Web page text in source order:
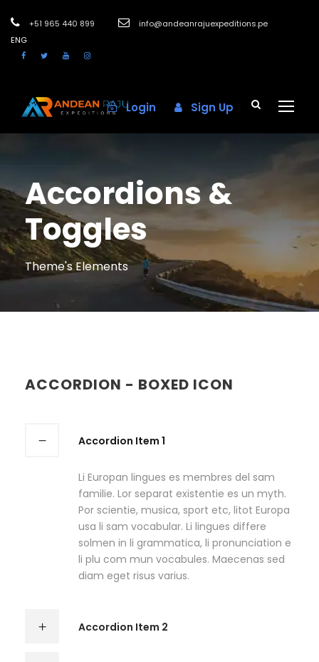
+51 965 440 899
info@andeanrajuexpeditions.pe
ENG
Login Sign Up
Accordions &
Toggles
Theme's Elements
ACCORDION - BOXED ICON
Accordion Item 1
Li Europan lingues es membres del sam
familie. Lor separat existentie es un myth.
Por scientie, musica, sport etc, litot Europa
usa li sam vocabular. Li lingues differe
solmen in li grammatica, li pronunciation e
li plu com mun vocabules. Maecenas sed
diam eget risus varius.
Accordion Item 2